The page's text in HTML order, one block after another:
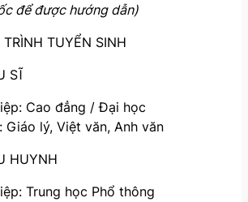
để được hướng dẫn)
TUYỂN SINH
SĨ
Cao đẳng / Đại học
Giáo lý, Việt văn, Anh văn
HUYNH
Trung học Phổ thông